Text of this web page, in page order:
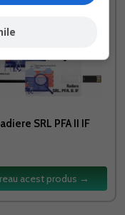
SRL PFA II IF
acest produs →